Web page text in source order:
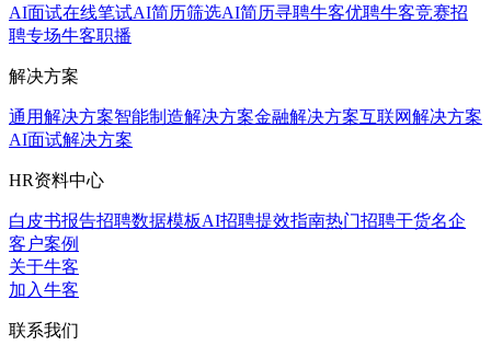
AI面试在线笔试AI简历筛选AI简历寻聘牛客优聘牛客竞赛招
聘专场牛客职播
解决方案
通用解决方案智能制造解决方案金融解决方案互联网解决方案
AI面试解决方案
HR资料中心
白皮书报告招聘数据模板AI招聘提效指南热门招聘干货名企
客户案例
关于牛客
加入牛客
联系我们